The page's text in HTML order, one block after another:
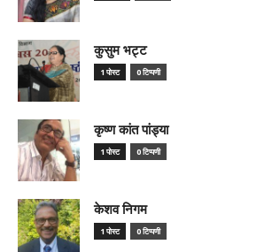
कुसुम भट्ट
1 पोस्ट 0 टिप्पणी
कृष्ण कांत पांड्या
1 पोस्ट 0 टिप्पणी
केशव निगम
1 पोस्ट 0 टिप्पणी